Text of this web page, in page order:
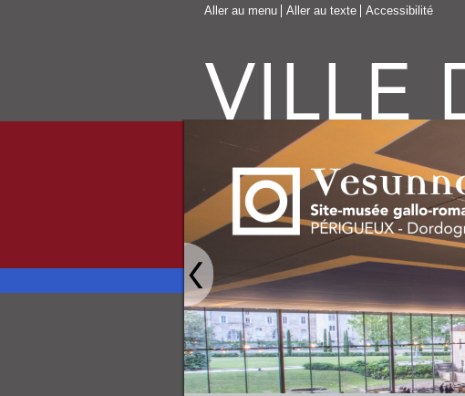
Aller au menu Aller au texte Accessibilité